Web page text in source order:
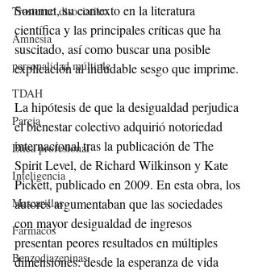
Trastorno disociativo
Amnesia
personalidad múltiple
TDAH
Pareja
Ética profesional
Inteligencia
Mascarillas
Fármacos
Benzodiazepinas
Sommet, su contexto en la literatura
científica y las principales críticas que ha
suscitado, así como buscar una posible
explicación al indudable sesgo que imprime.
La hipótesis de que la desigualdad perjudica
el bienestar colectivo adquirió notoriedad
internacional tras la publicación de The
Spirit Level, de Richard Wilkinson y Kate
Pickett, publicado en 2009. En esta obra, los
autores argumentaban que las sociedades
con mayor desigualdad de ingresos
presentan peores resultados en múltiples
dimensiones: desde la esperanza de vida